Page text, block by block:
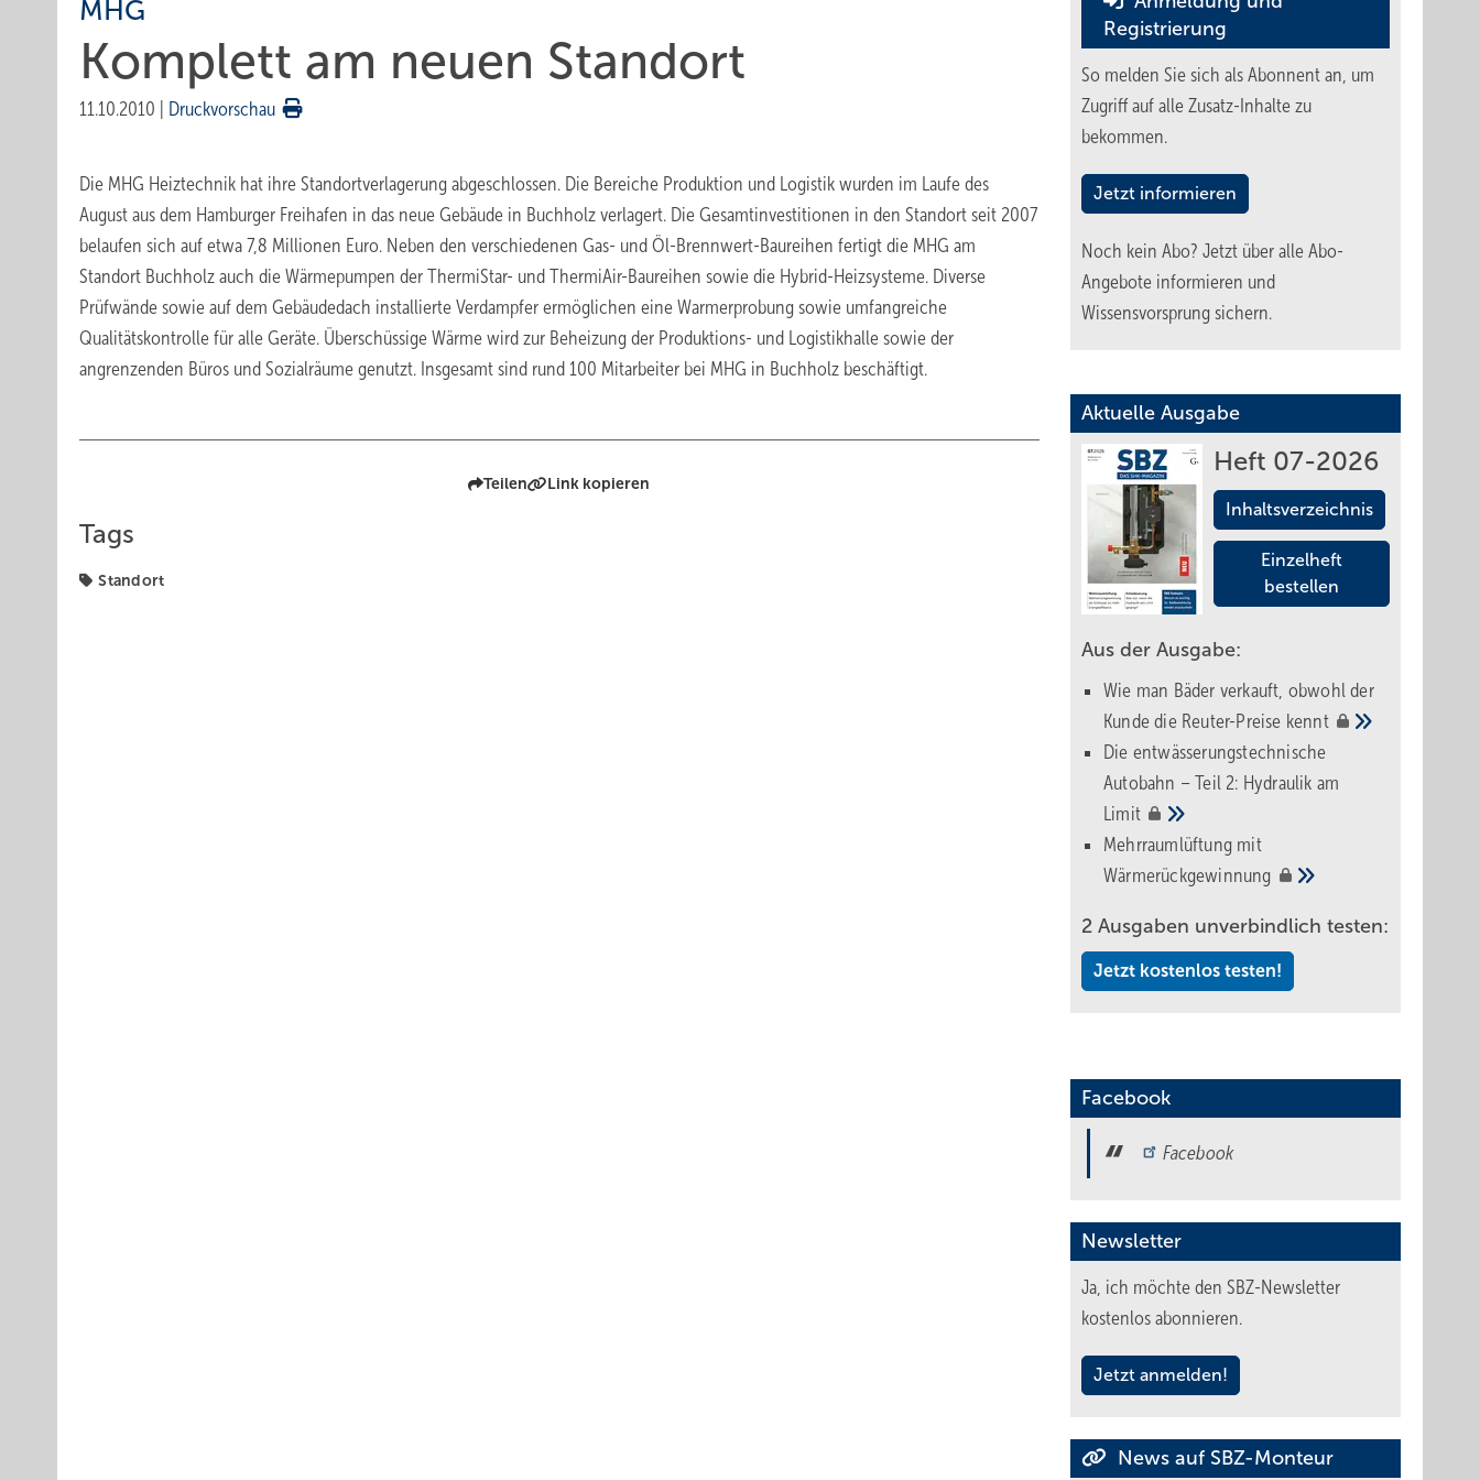
MHG
Komplett am neuen Standort
11.10.2010 Druckvorschau
Die MHG Heiztechnik hat ihre Standortverlagerung abgeschlossen. Die Bereiche Produktion und Logistik wurden im Laufe des
August aus dem Hamburger Freihafen in das neue Gebäude in Buchholz verlagert. Die Gesamtinvestitionen in den Standort seit 2007
belaufen sich auf etwa 7,8 Millionen Euro. Neben den verschiedenen Gas- und Öl-Brennwert-Baureihen fertigt die MHG am
Standort Buchholz auch die Wärmepumpen der ThermiStar- und ThermiAir-Baureihen sowie die Hybrid-Heizsysteme. Diverse
Prüfwände sowie auf dem Gebäudedach installierte Verdampfer ermöglichen eine Warmerprobung sowie umfangreiche
Qualitätskontrolle für alle Geräte. Überschüssige Wärme wird zur Beheizung der Produktions- und Logistikhalle sowie der
angrenzenden Büros und Sozialräume genutzt. Insgesamt sind rund 100 Mitarbeiter bei MHG in Buchholz beschäftigt.
Teilen Link kopieren
Tags
Standort
Registrierung
So melden Sie sich als Abonnent an, um
Zugriff auf alle Zusatz-Inhalte zu
bekommen.
Jetzt informieren
Noch kein Abo? Jetzt über alle Abo-
Angebote informieren und
Wissensvorsprung sichern.
Aktuelle Ausgabe
Heft 07-2026
Inhaltsverzeichnis
Einzelheft
bestellen
Aus der Ausgabe:
Wie man Bäder verkauft, obwohl der
Kunde die Reuter-Preise kennt
Die entwässerungstechnische
Autobahn – Teil 2: Hydraulik am
Limit
Mehrraumlüftung mit
Wärmerückgewinnung
2 Ausgaben unverbindlich testen:
Jetzt kostenlos testen!
Facebook
Facebook
Newsletter
Ja, ich möchte den SBZ-Newsletter
kostenlos abonnieren.
Jetzt anmelden!
News auf SBZ-Monteur